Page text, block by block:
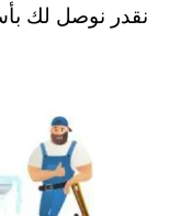
نقدر نوصل لك